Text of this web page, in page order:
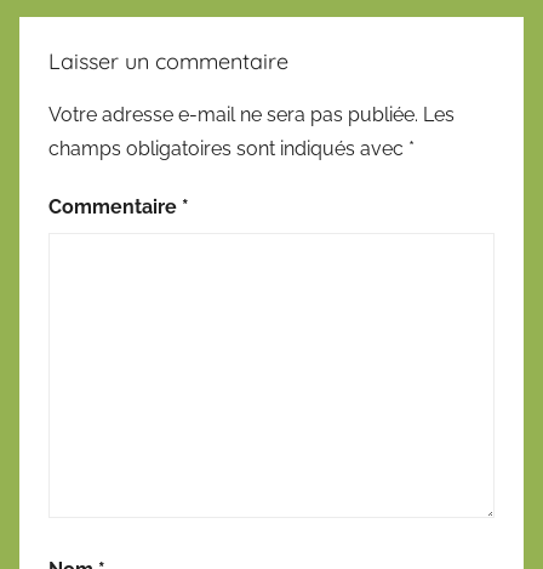
Laisser un commentaire
Votre adresse e-mail ne sera pas publiée. Les
champs obligatoires sont indiqués avec *
Commentaire *